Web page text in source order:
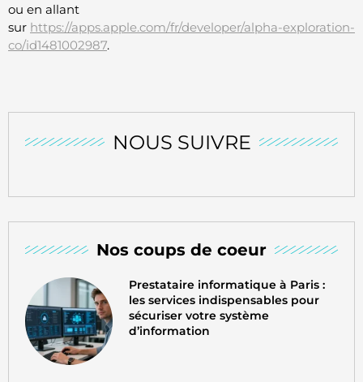
NOUS SUIVRE
Nos coups de coeur
Prestataire informatique à Paris :
les services indispensables pour
sécuriser votre système
d’information
ou en allant
sur https://apps.apple.com/fr/developer/alpha-exploration-
co/id1481002987.